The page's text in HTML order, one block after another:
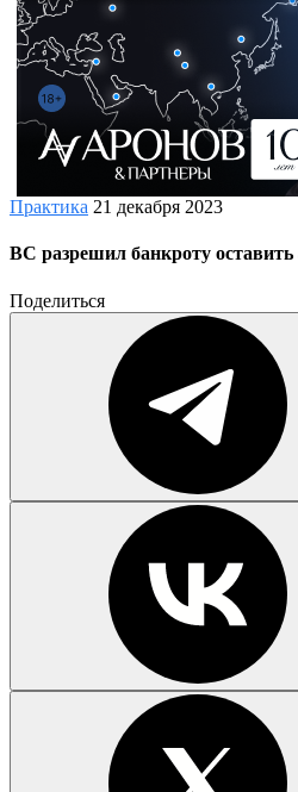
Практика 21 декабря 2023
ВС разрешил банкроту оставить
Поделиться